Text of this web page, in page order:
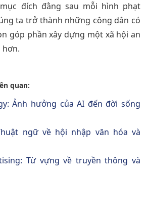
đích đằng sau mỗi hình phạt
ta trở thành những công dân có
góp phần xây dựng một xã hội an
hơn.
quan:
Ảnh hưởng của AI đến đời sống
ngữ về hội nhập văn hóa và
Từ vựng về truyền thông và